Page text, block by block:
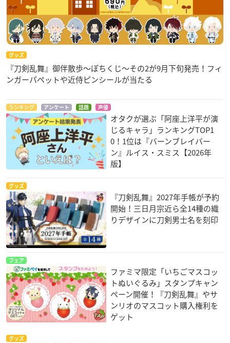
グッズ
『刀剣乱舞』御伴散歩～ぽちくじ～その2が9月下旬発売！フィ
ンガーパペットや近侍ピンシールが当たる
ランキング アンケート 話題 声優
オタクが選ぶ「阿座上洋平が演
じるキャラ」ランキングTOP1
0！1位は『バーンブレイバー
ン』ルイス・スミス【2026年
版】
グッズ
『刀剣乱舞』2027年手帳が予約
開始！三日月宗近ら全14種の織
りデザインに刀剣男士名を刻印
フェア
ファミマ限定「いちごマスコッ
トぬいぐるみ」スタンプキャン
ペーン開催！『刀剣乱舞』やサ
ンリオのマスコット購入権利を
ゲット
グッズ